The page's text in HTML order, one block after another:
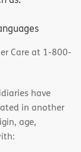
Care at 1-800-
have
in another
age,